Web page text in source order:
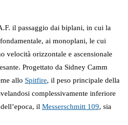
il passaggio dai biplani, in cui la
ai monoplani, le cui
velocità orizzontale e ascensionale
Progettato da Sidney Camm
allo Spitfire, il peso principale della
complessivamente inferiore
il Messerschmitt 109, sia